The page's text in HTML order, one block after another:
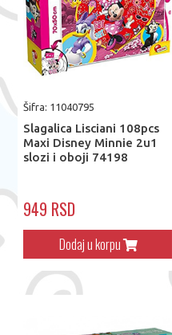
Šifra: 11040795
Slagalica Lisciani 108pcs
Maxi Disney Minnie 2u1
slozi i oboji 74198
949 RSD
Dodaj u korpu